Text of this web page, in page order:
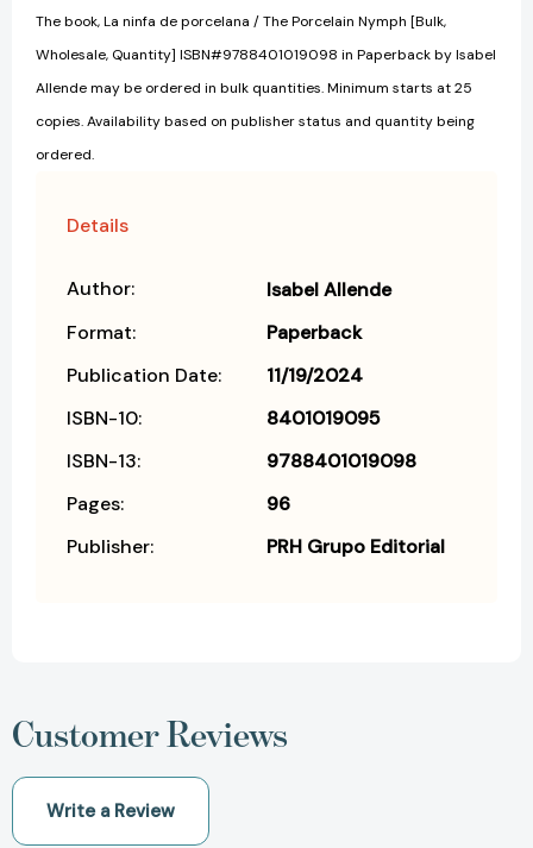
The book, La ninfa de porcelana / The Porcelain Nymph [Bulk,
Wholesale, Quantity] ISBN#9788401019098 in Paperback by Isabel
Allende may be ordered in bulk quantities. Minimum starts at 25
copies. Availability based on publisher status and quantity being
ordered.
Details
Author:
Isabel Allende
Format:
Paperback
Publication Date:
11/19/2024
ISBN-10:
8401019095
ISBN-13:
9788401019098
Pages:
96
Publisher:
PRH Grupo Editorial
Customer Reviews
Write a Review